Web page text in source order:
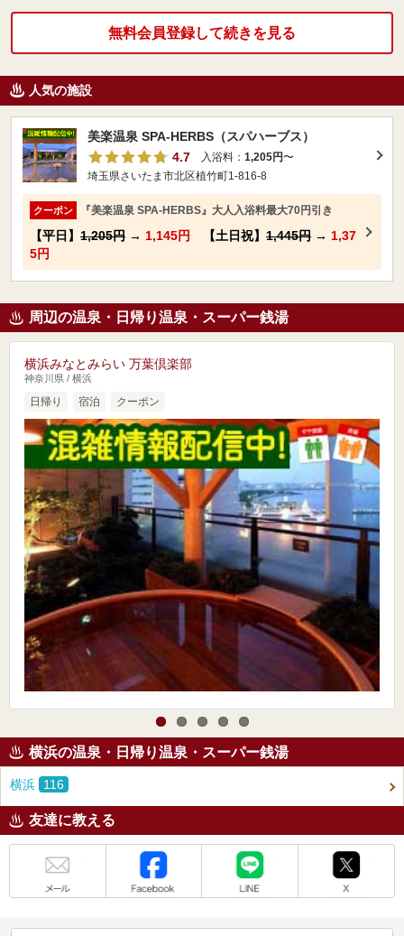
無料会員登録して続きを見る
人気の施設
美楽温泉 SPA-HERBS（スパハーブス）
4.7
入浴料： 1,205円〜
埼玉県さいたま市北区植竹町1-816-8
クーポン 『美楽温泉 SPA-HERBS』大人入浴料最大70円引き
【平日】 1,205円 → 1,145円 【土日祝】 1,445円 → 1,37
5円
周辺の温泉・日帰り温泉・スーパー銭湯
横浜みなとみらい 万葉倶楽部
神奈川県 / 横浜
日帰り 宿泊 クーポン
横浜の温泉・日帰り温泉・スーパー銭湯
横浜 116
友達に教える